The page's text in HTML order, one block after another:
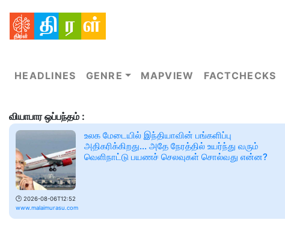
HEADLINES GENRE MAPVIEW FACTCHECKS
வியாபார ஒப்பந்தம் :
🕑 2026-08-06T12:52
www.malaimurasu.com
உலக மேடையில் இந்தியாவின் பங்களிப்பு
அதிகரிக்கிறது... அதே நேரத்தில் உயர்ந்து வரும்
வெளிநாட்டு பயணச் செலவுகள் சொல்வது என்ன?